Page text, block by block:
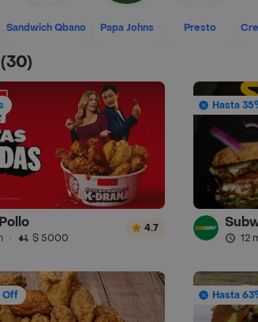
Sandwich Qbano Papa Johns Presto
(30)
· $ 5000
4.7
Hasta
12
Off Hasta